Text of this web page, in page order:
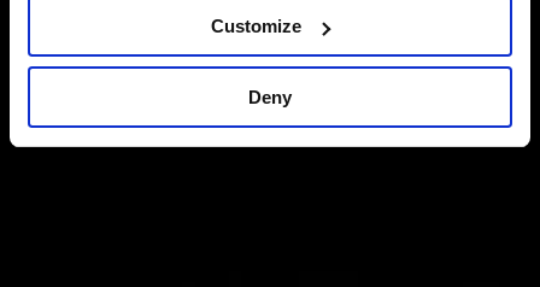
Customize
Deny